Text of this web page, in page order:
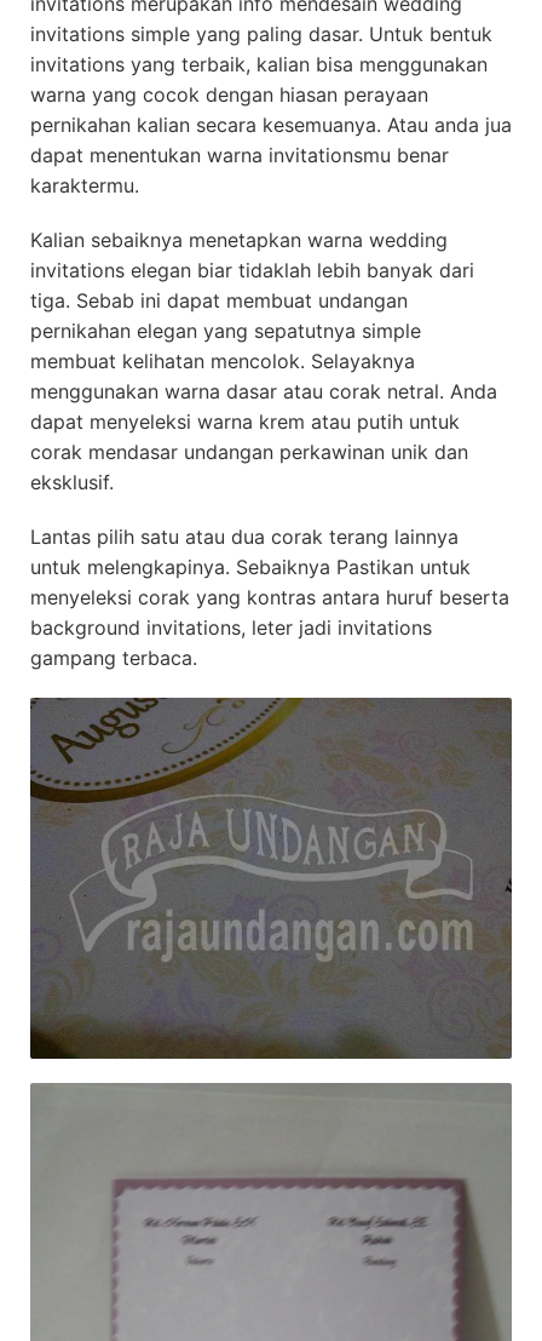
invitations simple yang paling dasar. Untuk bentuk
invitations yang terbaik, kalian bisa menggunakan
warna yang cocok dengan hiasan perayaan
pernikahan kalian secara kesemuanya. Atau anda jua
dapat menentukan warna invitationsmu benar
karaktermu.
Kalian sebaiknya menetapkan warna wedding
invitations elegan biar tidaklah lebih banyak dari
tiga. Sebab ini dapat membuat undangan
pernikahan elegan yang sepatutnya simple
membuat kelihatan mencolok. Selayaknya
menggunakan warna dasar atau corak netral. Anda
dapat menyeleksi warna krem atau putih untuk
corak mendasar undangan perkawinan unik dan
eksklusif.
Lantas pilih satu atau dua corak terang lainnya
untuk melengkapinya. Sebaiknya Pastikan untuk
menyeleksi corak yang kontras antara huruf beserta
background invitations, leter jadi invitations
gampang terbaca.